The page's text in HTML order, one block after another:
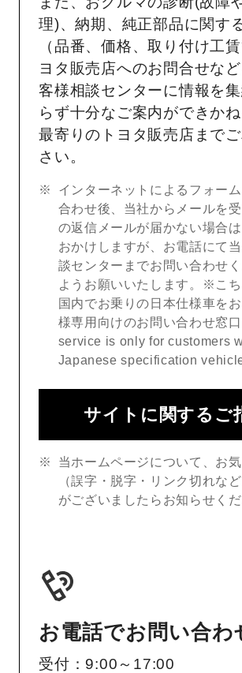
理)、納期、純正部品に関す
（品番、価格、取り付け工
ヨタ販売店へのお問合せな
客様相談センターに情報を
らず十分なご案内ができかね
最寄りのトヨタ販売店まで
さい。
インターネットによるフォー
合わせ後、当社からメールを
の返信メールが届かない場合
おかけしますが、お電話にて
談センターまでお問い合わせ
ようお願いいたします。※こ
国内でお乗りの日本仕様車を
様専用向けのお問い合わせ窓
service is only for customers
Japanese specification
サイトに関するご
当ホームページについて、お
（誤字・脱字・リンク切れなど
がございましたらお知らせくだ
お電話でお問い合わ
受付：9:00～17:00